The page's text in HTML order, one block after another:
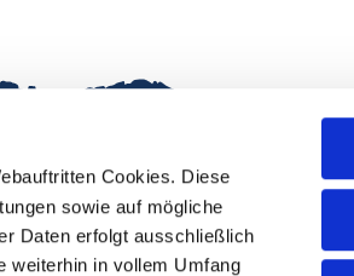
Cookies. Diese
sowie auf mögliche
Daten erfolgt ausschließlich
weiterhin in vollem Umfang